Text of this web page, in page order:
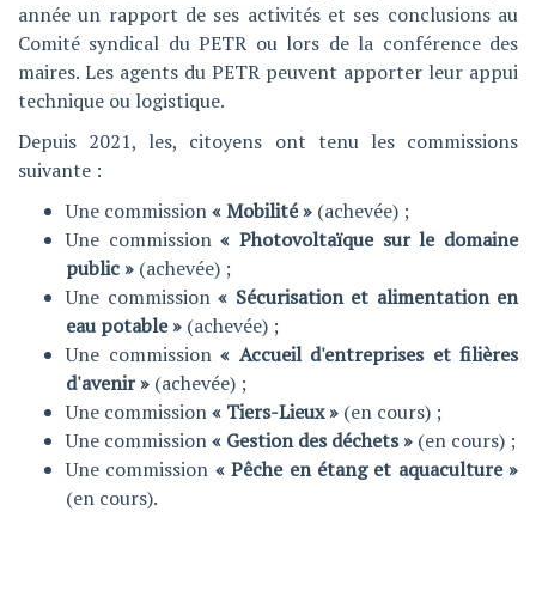
année un rapport de ses activités et ses conclusions au
Comité syndical du PETR ou lors de la conférence des
maires. Les agents du PETR peuvent apporter leur appui
technique ou logistique.
Depuis 2021, les, citoyens ont tenu les commissions
suivante :
Une commission« Mobilité » (achevée) ;
Une commission« Photovoltaïque sur le domaine
public » (achevée) ;
Une commission « Sécurisation et alimentation en
eau potable » (achevée) ;
Une commission « Accueil d'entreprises et filières
d'avenir » (achevée) ;
Une commission« Tiers-Lieux » (en cours) ;
Une commission« Gestion des déchets » (en cours) ;
Une commission « Pêche en étang et aquaculture »
(en cours).